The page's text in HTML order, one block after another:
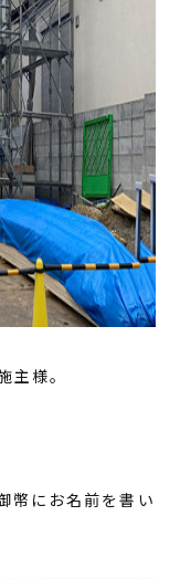
主様。
幣にお名前を書い